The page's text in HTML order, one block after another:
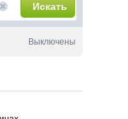
Искать
Выключены